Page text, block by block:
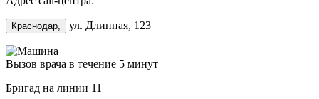
Краснодар, ул. Длинная, 123
Вызов врача в течение 5 минут
Бригад на линии 11